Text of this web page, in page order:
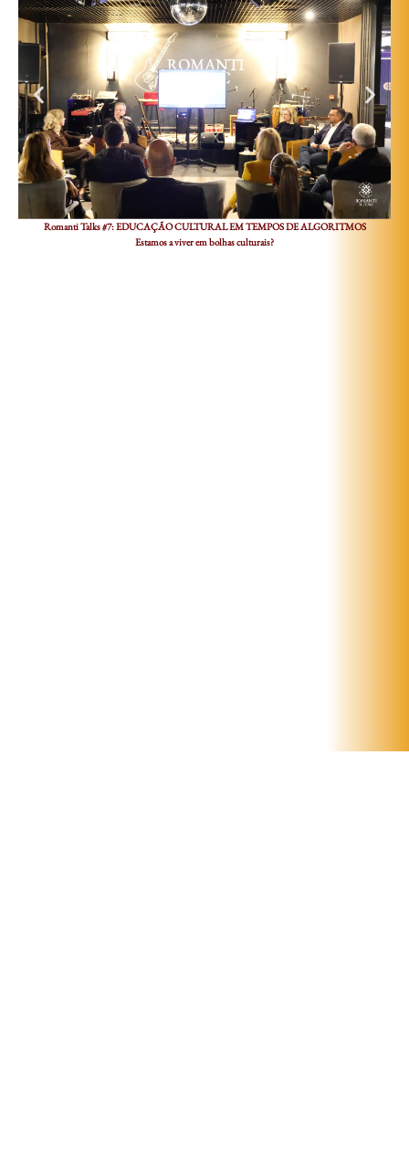
Romanti Talks #7: EDUCAÇÃO CULTURAL EM TEMPOS DE ALGORITMOS
Estamos a viver em bolhas culturais?